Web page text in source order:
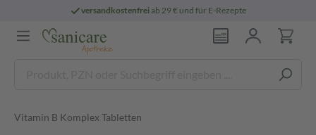
versandkostenfreiab 29 € und für E-Rezepte
Vitamin B Komplex Tabletten